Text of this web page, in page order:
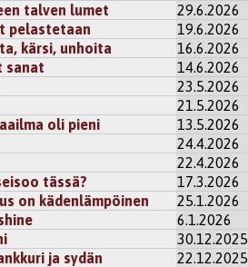
talven lumet 29.6.2026
pelastetaan 19.6.2026
kärsi, unhoita 16.6.2026
sanat 14.6.2026
23.5.2026
21.5.2026
oli pieni 13.5.2026
24.4.2026
22.4.2026
tässä? 17.3.2026
on kädenlämpöinen 25.1.2026
6.1.2026
30.12.2025
ja sydän 22.12.2025